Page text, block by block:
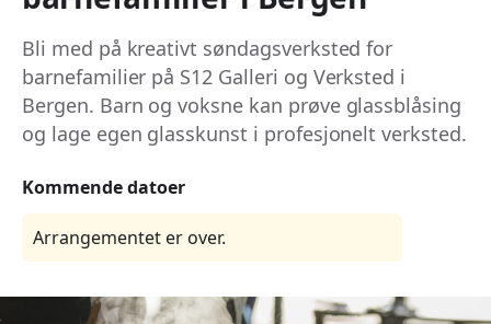
Bli med på kreativt søndagsverksted for
barnefamilier på S12 Galleri og Verksted i
Bergen. Barn og voksne kan prøve glassblåsing
og lage egen glasskunst i profesjonelt verksted.
Kommende datoer
Arrangementet er over.